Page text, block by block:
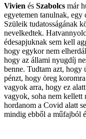
Vivien és Szabolcs már
egyetemen tanulnak,
Szüleik tudatosságának
nevelkedtek.
édesapjuknak sem kell
hogy egykor nem
hogy az állami nyugdíj
benne. Tudtam azt,
pénzt, hogy öreg
vagyok arra, hogy ez
vagyok, soha nem kellett
hordanom a Covid alatt
mindig ebből a műfajból